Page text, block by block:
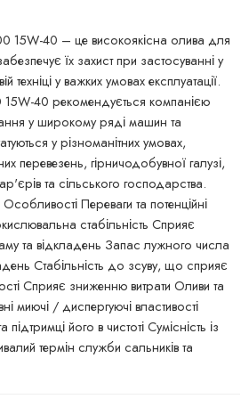
15W-40 – це високоякісна олива для
їх захист при застосуванні у
у важких умовах експлуатації.
40 рекомендується компанією
у широкому ряді машин та
у різноманітних умовах,
перевезень, гірничодобувної галузі,
та сільського господарства.
Переваги та потенційні
стабільність Сприяє
та відкладень Запас лужного числа
Стабільність до зсуву, що сприяє
Сприяє зниженню витрати Оливи та
миючі / диспергуючі властивості
його в чистоті Сумісність із
термін служби сальників та